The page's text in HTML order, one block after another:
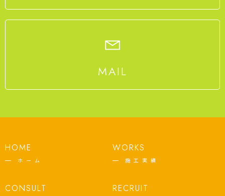
MAIL
HOME
ホーム
WORKS
施工実績
CONSULT RECRUIT